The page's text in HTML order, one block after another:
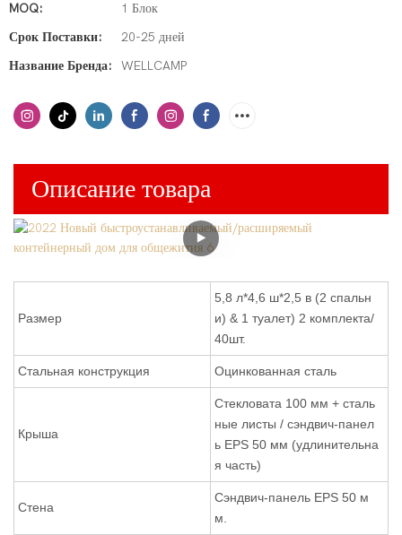
MOQ:
1 Блок
Срок Поставки:
20-25 дней
Название Бренда:
WELLCAMP
Описание товара
Размер
5,8 л*4,6 ш*2,5 в (2 спальн
и) & 1 туалет) 2 комплекта/
40шт.
Стальная конструкция Оцинкованная сталь
Крыша
Стекловата 100 мм + сталь
ные листы / сэндвич-панел
ь EPS 50 мм (удлинительна
я часть)
Стена
Сэндвич-панель EPS 50 м
м.